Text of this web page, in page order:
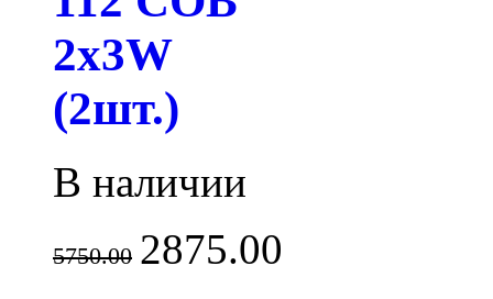
2x3W
(2шт.)
В наличии
5750.00 2875.00